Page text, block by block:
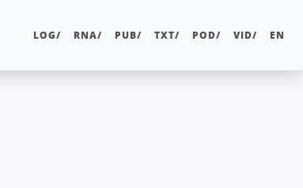
LOG/ RNA/ PUB/ TXT/ POD/ VID/ EN